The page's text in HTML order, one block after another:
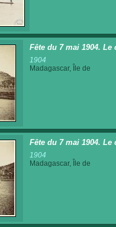
Fête du 7 mai 1904. Le
1904
Madagascar, Île de
Fête du 7 mai 1904. Le
1904
Madagascar, Île de